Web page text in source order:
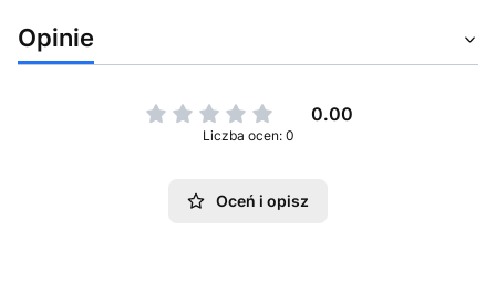
Opinie
0.00
Liczba ocen: 0
Oceń i opisz